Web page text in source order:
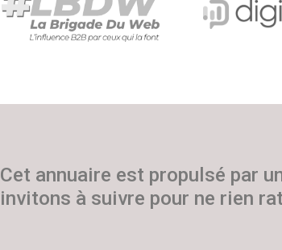
Cet annuaire est propulsé par
invitons à suivre pour ne rien